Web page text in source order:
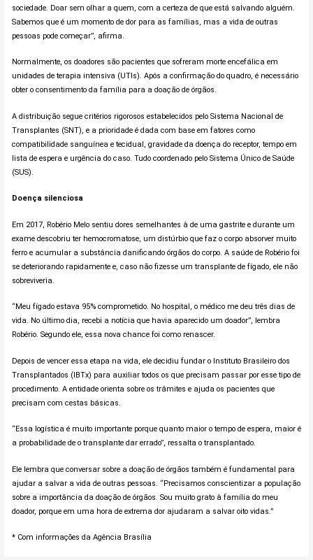
sociedade. Doar sem olhar a quem, com a certeza de que está salvando alguém.
Sabemos que é um momento de dor para as famílias, mas a vida de outras
pessoas pode começar”, afirma.
Normalmente, os doadores são pacientes que sofreram morte encefálica em
unidades de terapia intensiva (UTIs). Após a confirmação do quadro, é necessário
obter o consentimento da família para a doação de órgãos.
A distribuição segue critérios rigorosos estabelecidos pelo Sistema Nacional de
Transplantes (SNT), e a prioridade é dada com base em fatores como
compatibilidade sanguínea e tecidual, gravidade da doença do receptor, tempo em
lista de espera e urgência do caso. Tudo coordenado pelo Sistema Único de Saúde
(SUS).
Doença silenciosa
Em 2017, Robério Melo sentiu dores semelhantes à de uma gastrite e durante um
exame descobriu ter hemocromatose, um distúrbio que faz o corpo absorver muito
ferro e acumular a substância danificando órgãos do corpo. A saúde de Robério foi
se deteriorando rapidamente e, caso não fizesse um transplante de fígado, ele não
sobreviveria.
“Meu fígado estava 95% comprometido. No hospital, o médico me deu três dias de
vida. No último dia, recebi a notícia que havia aparecido um doador”, lembra
Robério. Segundo ele, essa nova chance foi como renascer.
Depois de vencer essa etapa na vida, ele decidiu fundar o Instituto Brasileiro dos
Transplantados (IBTx) para auxiliar todos os que precisam passar por esse tipo de
procedimento. A entidade orienta sobre os trâmites e ajuda os pacientes que
precisam com cestas básicas.
“Essa logística é muito importante porque quanto maior o tempo de espera, maior é
a probabilidade de o transplante dar errado”, ressalta o transplantado.
Ele lembra que conversar sobre a doação de órgãos também é fundamental para
ajudar a salvar a vida de outras pessoas. “Precisamos conscientizar a população
sobre a importância da doação de órgãos. Sou muito grato à família do meu
doador, porque em uma hora de extrema dor ajudaram a salvar oito vidas.”
* Com informações da Agência Brasília